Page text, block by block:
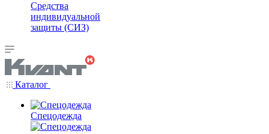
Средства
индивидуальной
защиты (СИЗ)
Каталог
Спецодежда